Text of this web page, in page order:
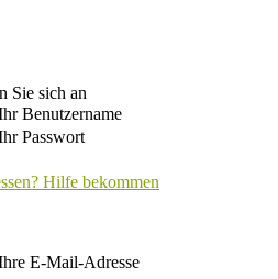
Sie sich an
Benutzername
Passwort
Hilfe bekommen
E-Mail-Adresse